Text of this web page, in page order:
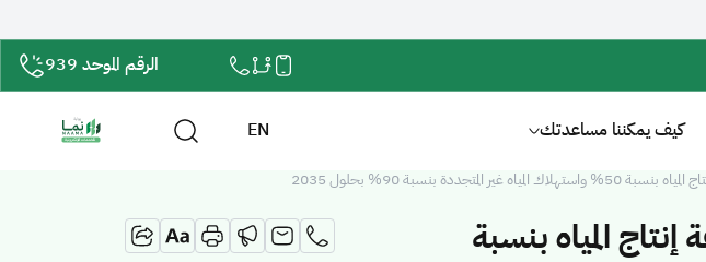
الرقم الموحد 939
كيف يمكننا مساعدتك EN
بنسبة 90% بحلول 2035
المياه بنسبة